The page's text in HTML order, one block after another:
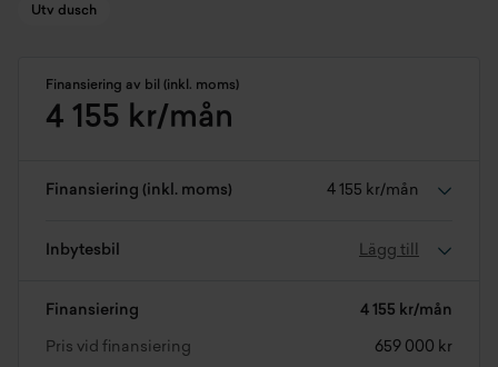
Utv dusch
Finansiering av bil (inkl. moms)
4 155 kr/mån
Finansiering (inkl. moms) 4 155 kr/mån
Inbytesbil Lägg till
Finansiering 4 155 kr/mån
Pris vid finansiering 659 000 kr